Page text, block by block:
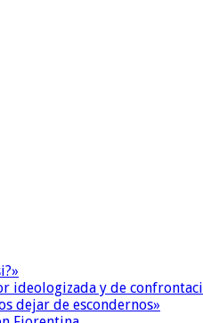
ideologizada y de
dejar de escondernos»